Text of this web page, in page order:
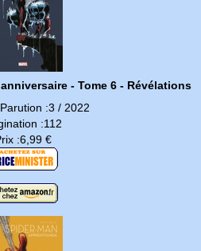
- Tome 6 - Révélations
:3 / 2022
:112
:6,99 €